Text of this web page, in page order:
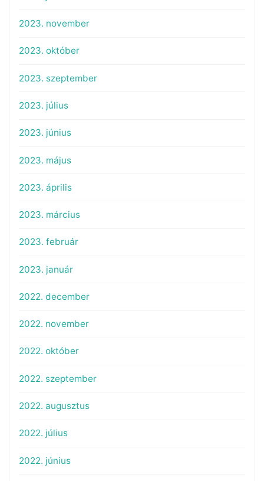
2023. november
2023. október
2023. szeptember
2023. július
2023. június
2023. május
2023. április
2023. március
2023. február
2023. január
2022. december
2022. november
2022. október
2022. szeptember
2022. augusztus
2022. július
2022. június